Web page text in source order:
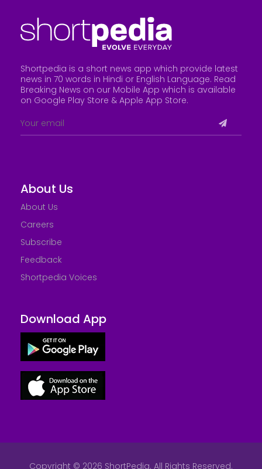
Shortpedia is a short news app which provide latest
news in 70 words in Hindi or English Language. Read
Breaking News on our Mobile App which is available
on Google Play Store & Apple App Store.
About Us
About Us
Careers
Subscribe
Feedback
Shortpedia Voices
Download App
Copyright © 2026 ShortPedia. All Rights Reserved.